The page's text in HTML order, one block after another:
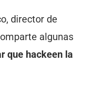
director de
algunas
que hackeen la